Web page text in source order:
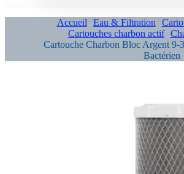
Accueil Eau & Filtration
Cartouches charbon actif
Cartouche Charbon Bloc Argent 9-
Bactérien